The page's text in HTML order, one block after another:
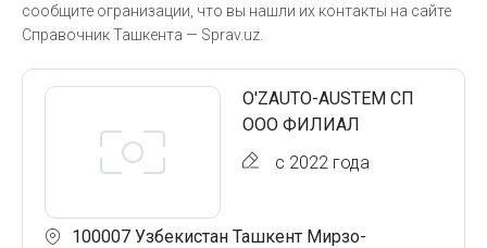
сообщите огранизации, что вы нашли их контакты на сайте
Справочник Ташкента — Sprav.uz.
O'ZAUTO-AUSTEM СП
ООО ФИЛИАЛ
с 2022 года
100007 Узбекистан Ташкент Мирзо-